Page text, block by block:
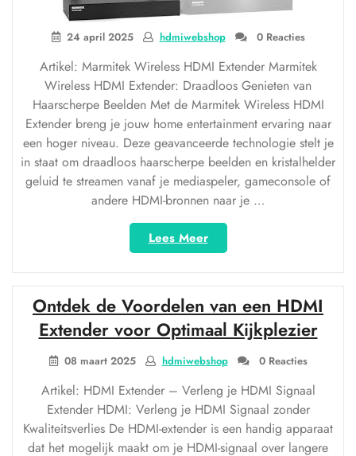
24 april 2025 hdmiwebshop 0 Reacties
Artikel: Marmitek Wireless HDMI Extender Marmitek
Wireless HDMI Extender: Draadloos Genieten van
Haarscherpe Beelden Met de Marmitek Wireless HDMI
Extender breng je jouw home entertainment ervaring naar
een hoger niveau. Deze geavanceerde technologie stelt je
in staat om draadloos haarscherpe beelden en kristalhelder
geluid te streamen vanaf je mediaspeler, gameconsole of
andere HDMI-bronnen naar je …
Lees Meer“Draadloos
Genieten
met
de
Marmitek
Wireless
HDMI
Extender”
Ontdek de Voordelen van een HDMI
Extender voor Optimaal Kijkplezier
08 maart 2025 hdmiwebshop 0 Reacties
Artikel: HDMI Extender – Verleng je HDMI Signaal
Extender HDMI: Verleng je HDMI Signaal zonder
Kwaliteitsverlies De HDMI-extender is een handig apparaat
dat het mogelijk maakt om je HDMI-signaal over langere